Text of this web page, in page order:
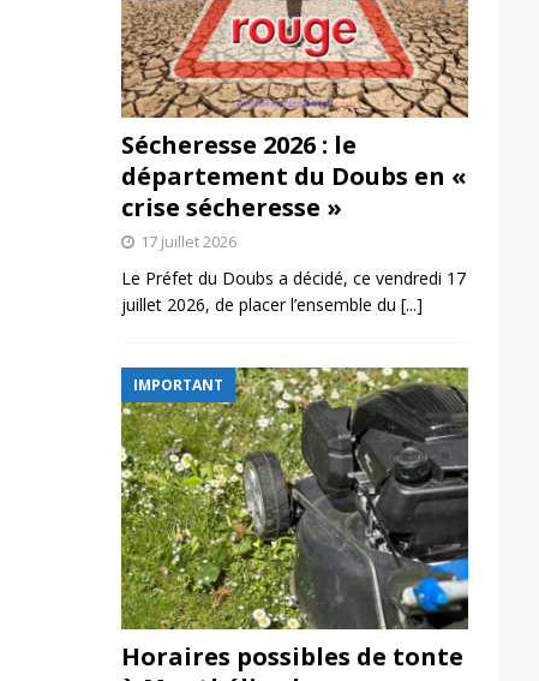
Sécheresse 2026 : le
département du Doubs en «
crise sécheresse »
17 juillet 2026
Le Préfet du Doubs a décidé, ce vendredi 17
juillet 2026, de placer l’ensemble du [...]
IMPORTANT
Horaires possibles de tonte